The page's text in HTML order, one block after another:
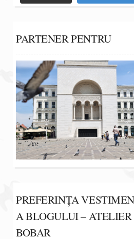
PARTENER PENTRU
PREFERINȚA
A BLOGULUI – ATELIER
BOBAR